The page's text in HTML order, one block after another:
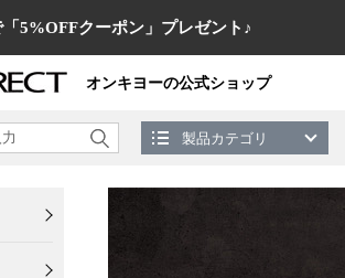
5%OFFクーポン」プレゼント♪
オンキヨーの公式ショップ
製品カテゴリ